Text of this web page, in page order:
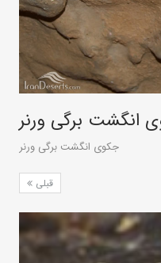
انگشت برگی ورنر
جکوی انگشت برگی ورنر
قبلی